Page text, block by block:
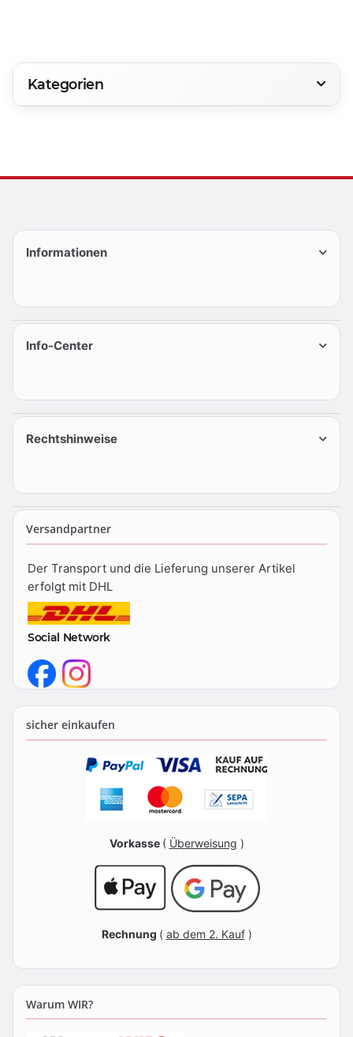
Kategorien
Informationen
Info-Center
Rechtshinweise
Versandpartner
Der Transport und die Lieferung unserer Artikel
erfolgt mit DHL
Social Network
sicher einkaufen
Vorkasse ( Überweisung )
Rechnung ( ab dem 2. Kauf)
Warum WIR?